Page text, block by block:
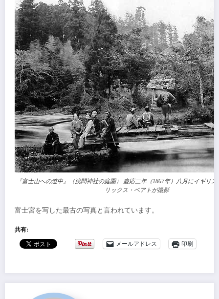
『富士山への道中』（浅間神社の庭園） 慶応三年（1867年）八月にイギリ
リックス・ベアトが撮影
富士宮を写した最古の写真と言われています。
共有:
メールアドレス 印刷